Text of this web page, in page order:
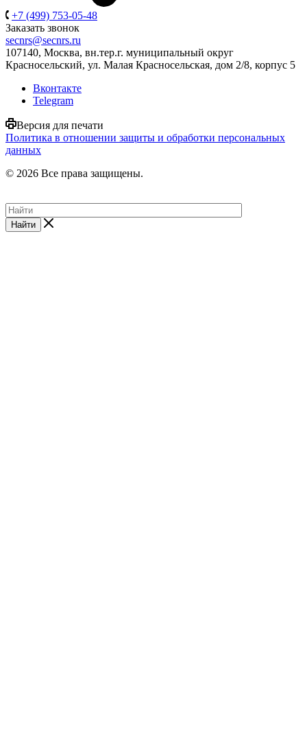
+7 (499) 753-05-48
Заказать звонок
secnrs@secnrs.ru
107140, Москва, вн.тер.г. муниципальный округ
Красносельский, ул. Малая Красносельская, дом 2/8, корпус 5
Вконтакте
Telegram
Версия для печати
Политика в отношении защиты и обработки персональных
данных
© 2026 Все права защищены.
Найти